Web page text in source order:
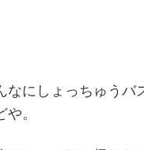
なにしょっちゅうバ
。